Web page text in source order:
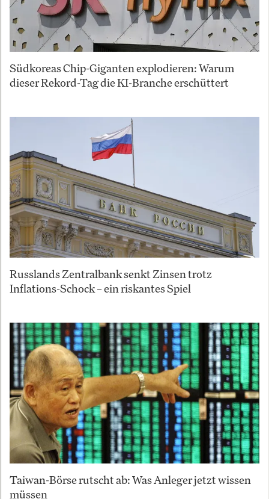
Südkoreas Chip-Giganten explodieren: Warum
dieser Rekord-Tag die KI-Branche erschüttert
Russlands Zentralbank senkt Zinsen trotz
Inflations-Schock – ein riskantes Spiel
Taiwan-Börse rutscht ab: Was Anleger jetzt wissen
müssen